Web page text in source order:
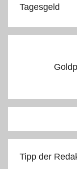
Tagesgeld
Tipp der